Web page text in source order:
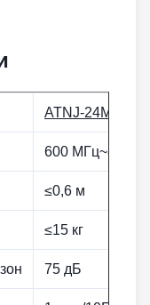
ATNJ-24M
600 МГц~8 ГГц
≤0,6 м
≤15 кг
75 дБ